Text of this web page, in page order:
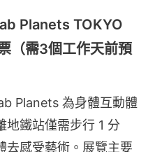
Planets TOKYO
（需3個工作天前預
Planets 為身體互動體
地鐵站僅需步行 1 分
去感受藝術。展覽主要